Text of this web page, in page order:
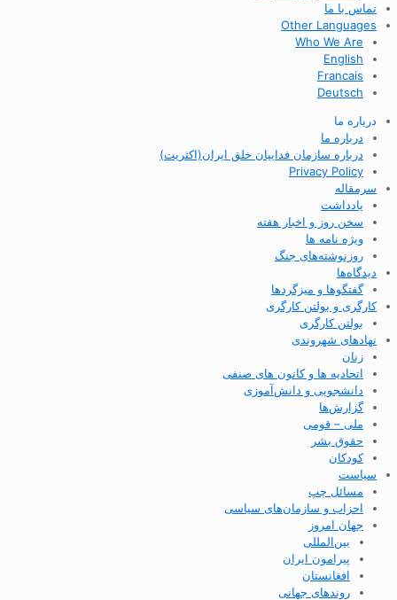
تماس با ما
Other Languages
Who We Are
English
Francais
Deutsch
درباره ما
درباره ما
درباره سازمان فداییان خلق ایران(اکثریت)
Privacy Policy
سرمقاله
یادداشت
سخن روز و اخبار هفته
ویژه نامه ها
روزنوشته‌های جنگ
دیدگاه‌ها
گفتگوها و میزگردها
کارگری و بولتن کارگری
بولتن کارگری
نهادهای شهروندی
زنان
اتحادیه ها و کانون های صنفی
دانشجویی و دانش‌آموزی
گزارش‌ها
ملی – قومی
حقوق بشر
کودکان
سیاست
مسائل چپ
احزاب و سازمان‌های سیاسی
جهان امروز
بین‌المللی
پیرامون ایران
افغانستان
روندهای جهانی